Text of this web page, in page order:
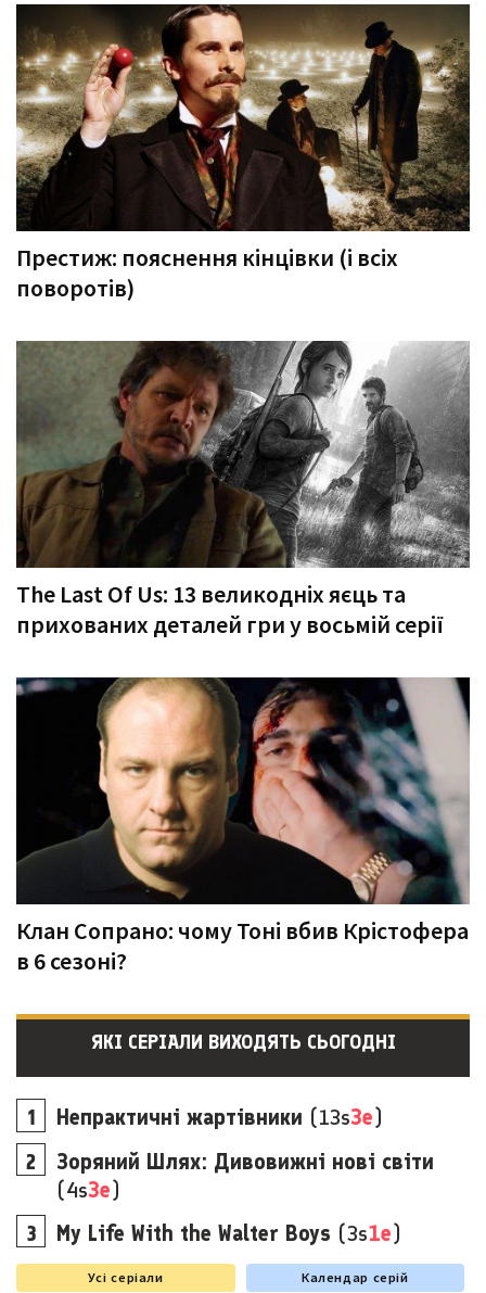
Престиж: пояснення кінцівки (і всіх
поворотів)
The Last Of Us: 13 великодніх яєць та
прихованих деталей гри у восьмій серії
Клан Сопрано: чому Тоні вбив Крістофера
в 6 сезоні?
ЯКІ СЕРІАЛИ ВИХОДЯТЬ СЬОГОДНІ
Непрактичні жартівники (13s3e)
Зоряний Шлях: Дивовижні нові світи
(4s3e)
My Life With the Walter Boys (3s1e)
Усі серіали Календар серій